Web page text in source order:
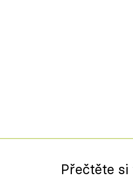
Přečtěte si